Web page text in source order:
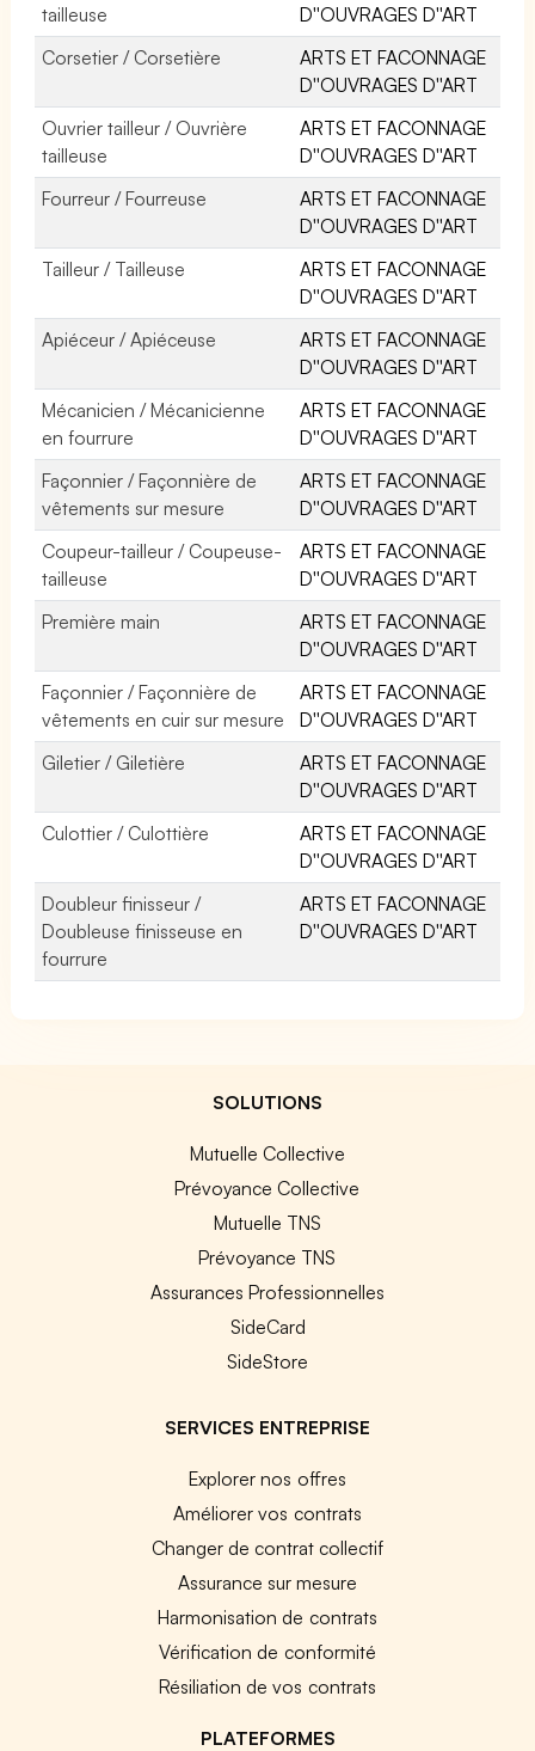
tailleuse
D''OUVRAGES D''ART
Corsetier / Corsetière
ARTS ET FACONNAGE
D''OUVRAGES D''ART
Ouvrier tailleur / Ouvrière
tailleuse
ARTS ET FACONNAGE
D''OUVRAGES D''ART
Fourreur / Fourreuse
ARTS ET FACONNAGE
D''OUVRAGES D''ART
Tailleur / Tailleuse
ARTS ET FACONNAGE
D''OUVRAGES D''ART
Apiéceur / Apiéceuse
ARTS ET FACONNAGE
D''OUVRAGES D''ART
Mécanicien / Mécanicienne
en fourrure
ARTS ET FACONNAGE
D''OUVRAGES D''ART
Façonnier / Façonnière de
vêtements sur mesure
ARTS ET FACONNAGE
D''OUVRAGES D''ART
Coupeur-tailleur / Coupeuse-
tailleuse
ARTS ET FACONNAGE
D''OUVRAGES D''ART
Première main
ARTS ET FACONNAGE
D''OUVRAGES D''ART
Façonnier / Façonnière de
vêtements en cuir sur mesure
ARTS ET FACONNAGE
D''OUVRAGES D''ART
Giletier / Giletière
ARTS ET FACONNAGE
D''OUVRAGES D''ART
Culottier / Culottière
ARTS ET FACONNAGE
D''OUVRAGES D''ART
Doubleur finisseur /
Doubleuse finisseuse en
fourrure
ARTS ET FACONNAGE
D''OUVRAGES D''ART
SOLUTIONS
Mutuelle Collective
Prévoyance Collective
Mutuelle TNS
Prévoyance TNS
Assurances Professionnelles
SideCard
SideStore
SERVICES ENTREPRISE
Explorer nos offres
Améliorer vos contrats
Changer de contrat collectif
Assurance sur mesure
Harmonisation de contrats
Vérification de conformité
Résiliation de vos contrats
PLATEFORMES